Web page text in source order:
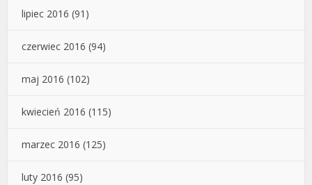
lipiec 2016 (91)
czerwiec 2016 (94)
maj 2016 (102)
kwiecień 2016 (115)
marzec 2016 (125)
luty 2016 (95)